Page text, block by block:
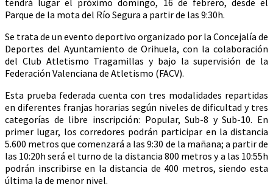
Parque de la mota del Río Segura a partir de las 9:30h.
Se trata de un evento deportivo organizado por la Concejalía de
Deportes del Ayuntamiento de Orihuela, con la colaboración
del Club Atletismo Tragamillas y bajo la supervisión de la
Federación Valenciana de Atletismo (FACV).
Esta prueba federada cuenta con tres modalidades repartidas
en diferentes franjas horarias según niveles de dificultad y tres
categorías de libre inscripción: Popular, Sub-8 y Sub-10. En
primer lugar, los corredores podrán participar en la distancia
5.600 metros que comenzará a las 9:30 de la mañana; a partir de
las 10:20h será el turno de la distancia 800 metros y a las 10:55h
podrán inscribirse en la distancia de 400 metros, siendo esta
última la de menor nivel.